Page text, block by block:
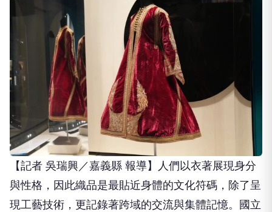
【記者 吳瑞興／嘉義縣 報導】人們以衣著展現身分
與性格，因此織品是最貼近身體的文化符碼，除了呈
現工藝技術，更記錄著跨域的交流與集體記憶。國立